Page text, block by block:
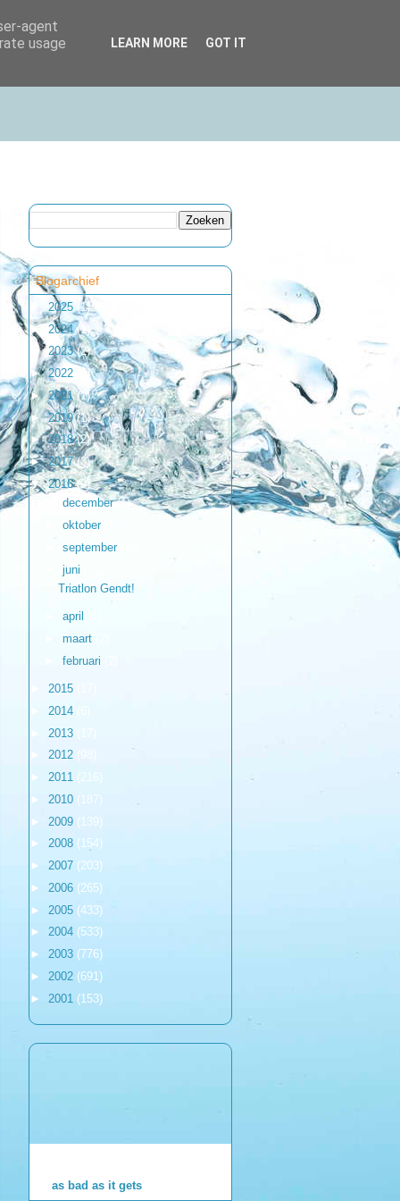
Blogarchief
2025 (1)
► 2024(1)
►2023(2)
►2022
(1)
►2021(1)
►2019(1)
►2018(2)
►2017(3)
▼2016(9)
december(1)
oktober
september
juni
Triatlon Gendt!
april
maart
februari
2015
2014
2013
2012
► 2011 (216)
► 2010 (187)
► 2009 (139)
► 2008 (154)
► 2007 (203)
► 2006 (265)
► 2005 (433)
► 2004 (533)
► 2003 (776)
► 2002 (691)
► 2001 (153)
as bad as it gets
agent
usage
LEARN MORE GOT IT